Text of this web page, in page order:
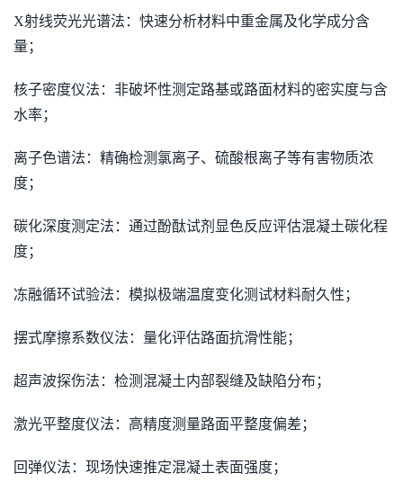
X射线荧光光谱法：快速分析材料中重金属及化学成分含
量；
核子密度仪法：非破坏性测定路基或路面材料的密实度与含
水率；
离子色谱法：精确检测氯离子、硫酸根离子等有害物质浓
度；
碳化深度测定法：通过酚酞试剂显色反应评估混凝土碳化程
度；
冻融循环试验法：模拟极端温度变化测试材料耐久性；
摆式摩擦系数仪法：量化评估路面抗滑性能；
超声波探伤法：检测混凝土内部裂缝及缺陷分布；
激光平整度仪法：高精度测量路面平整度偏差；
回弹仪法：现场快速推定混凝土表面强度；